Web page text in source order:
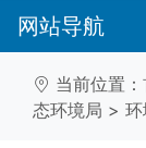
网站导航
当前位置：
态环境局 >